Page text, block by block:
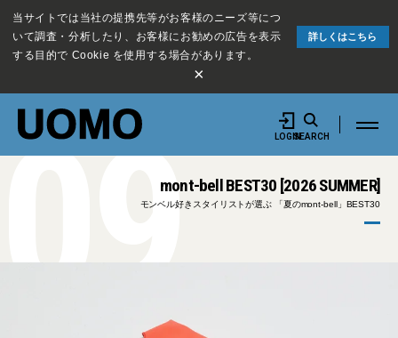
当サイトでは当社の提携先等がお客様のニーズ等につ
いて調査・分析したり、お客様にお勧めの広告を表示
する目的で Cookie を使用する場合があります。
詳しくはこちら
×
LOGINSEARCH
mont-bell BEST30 [2026 SUMMER]
モンベル好きスタイリストが選ぶ 「夏のmont-bell」BEST30
09